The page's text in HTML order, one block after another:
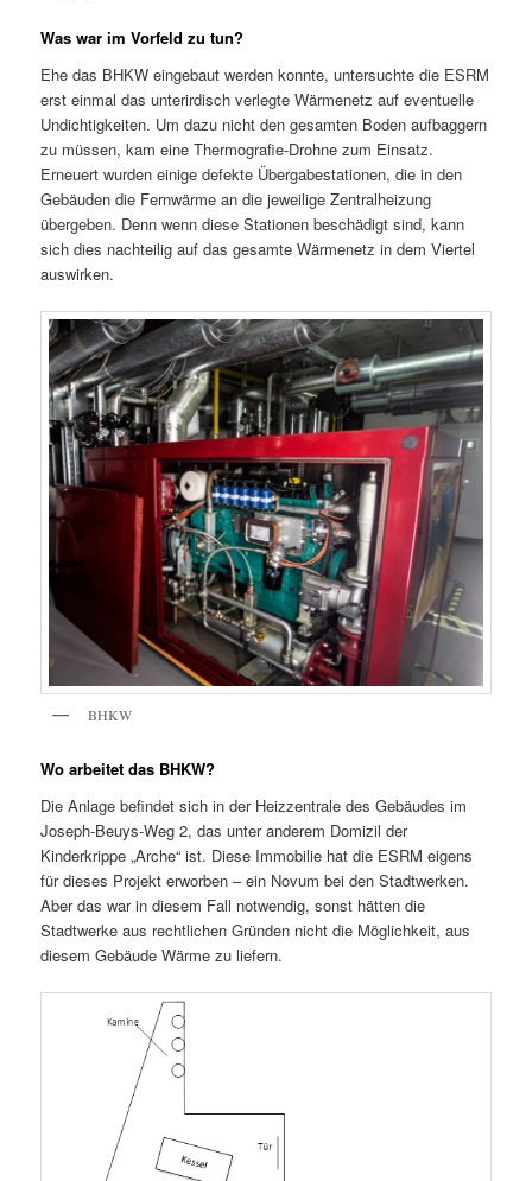
Was war im Vorfeld zu tun?
Ehe das BHKW eingebaut werden konnte, untersuchte die ESRM
erst einmal das unterirdisch verlegte Wärmenetz auf eventuelle
Undichtigkeiten. Um dazu nicht den gesamten Boden aufbaggern
zu müssen, kam eine Thermografie-Drohne zum Einsatz.
Erneuert wurden einige defekte Übergabestationen, die in den
Gebäuden die Fernwärme an die jeweilige Zentralheizung
übergeben. Denn wenn diese Stationen beschädigt sind, kann
sich dies nachteilig auf das gesamte Wärmenetz in dem Viertel
auswirken.
BHKW
Wo arbeitet das BHKW?
Die Anlage befindet sich in der Heizzentrale des Gebäudes im
Joseph-Beuys-Weg 2, das unter anderem Domizil der
Kinderkrippe „Arche“ ist. Diese Immobilie hat die ESRM eigens
für dieses Projekt erworben – ein Novum bei den Stadtwerken.
Aber das war in diesem Fall notwendig, sonst hätten die
Stadtwerke aus rechtlichen Gründen nicht die Möglichkeit, aus
diesem Gebäude Wärme zu liefern.